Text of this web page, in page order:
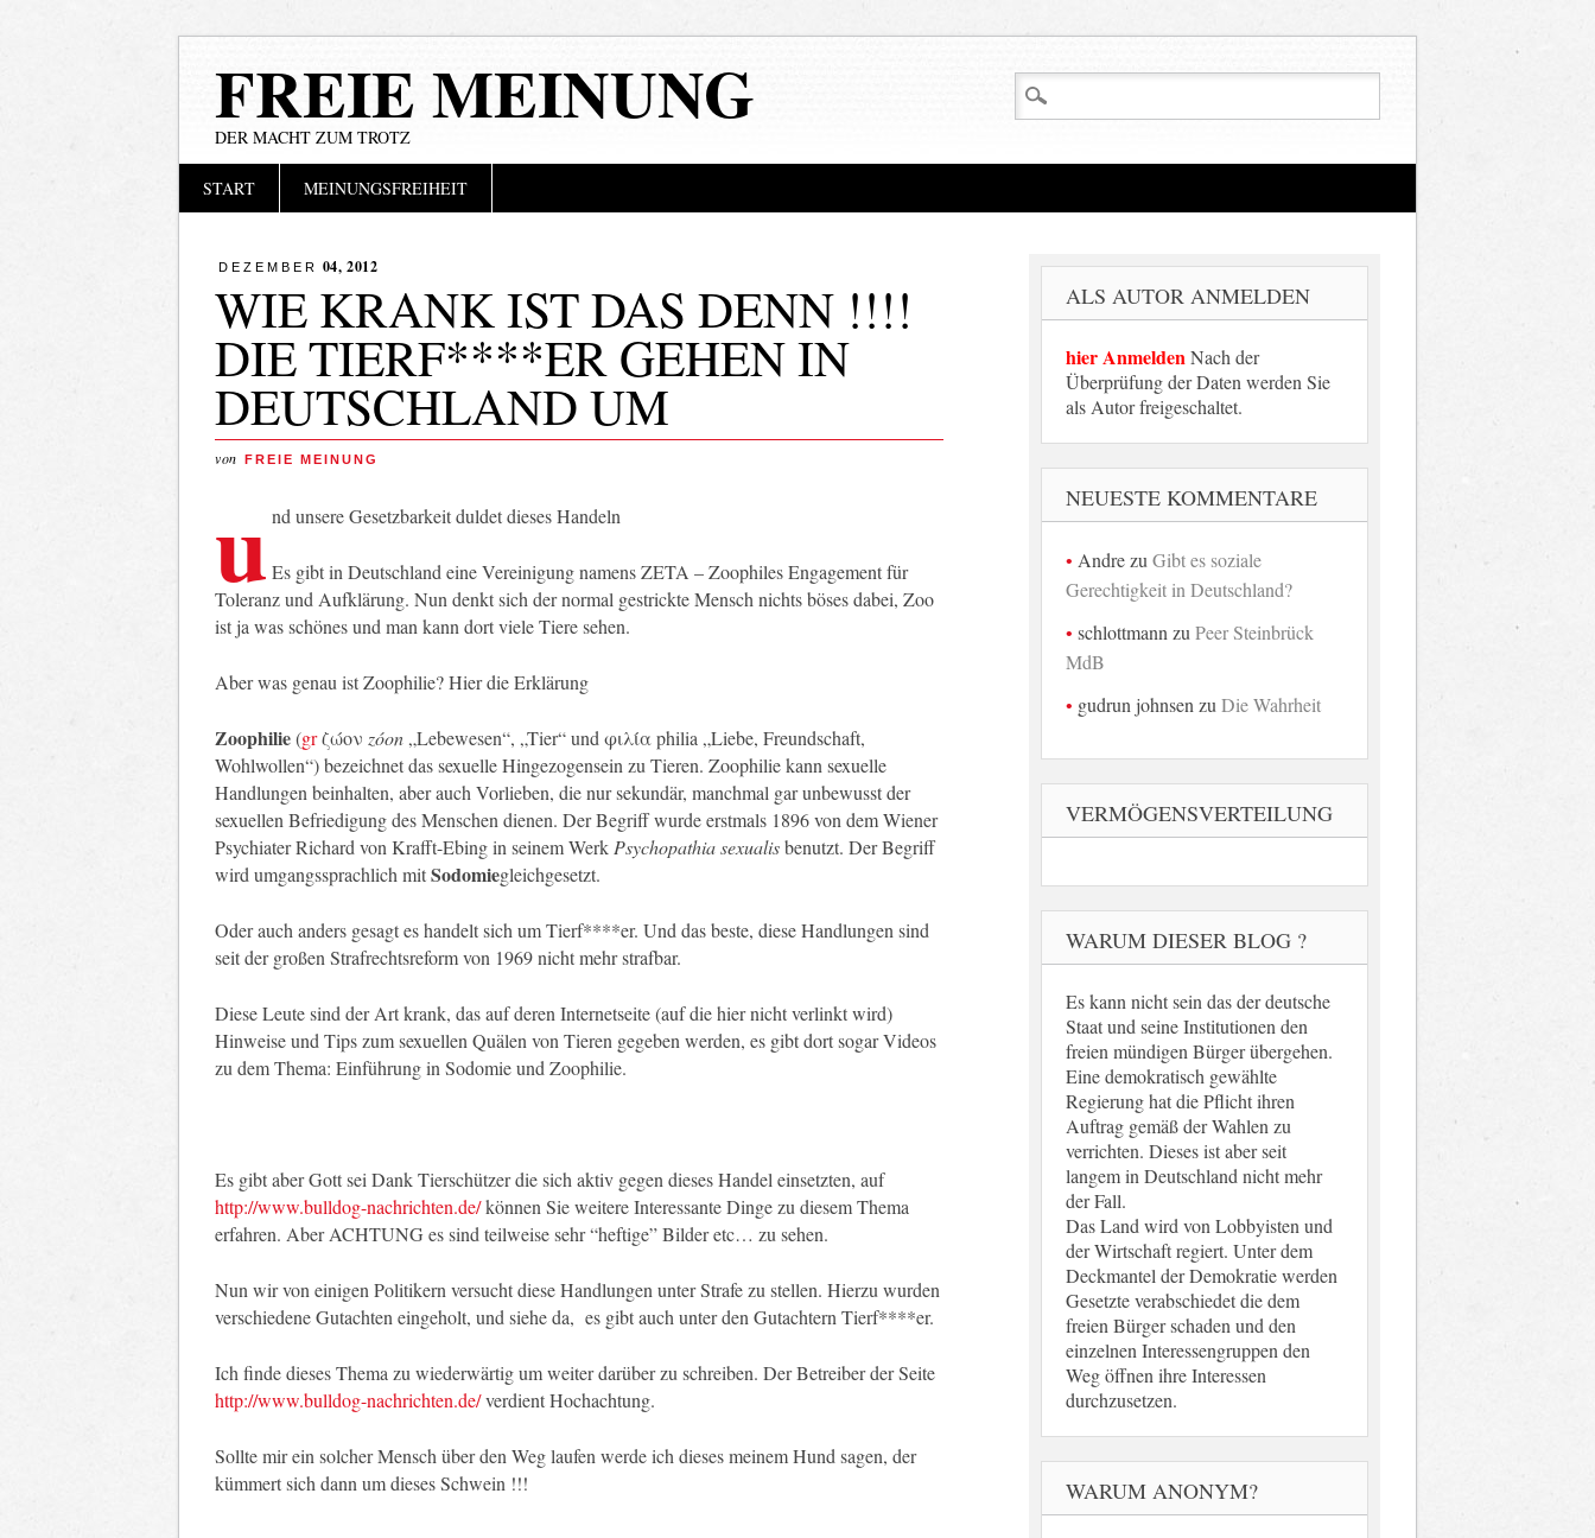
FREIE MEINUNG
DER MACHT ZUM TROTZ
Hauptmenü
InhaltSTART MEINUNGSFREIHEIT
DEZEMBER 04, 2012
WIE KRANK IST DAS DENN !!!!
DIE TIERF****ER GEHEN IN
DEUTSCHLAND UM
von FREIE MEINUNG
u nd unsere Gesetzbarkeit duldet dieses Handeln
Es gibt in Deutschland eine Vereinigung namens ZETA – Zoophiles Engagement für
Toleranz und Aufklärung. Nun denkt sich der normal gestrickte Mensch nichts böses dabei, Zoo
ist ja was schönes und man kann dort viele Tiere sehen.
Aber was genau ist Zoophilie? Hier die Erklärung
Zoophilie(grζώον zóon „Lebewesen“, „Tier“ und φιλία philia „Liebe, Freundschaft,
Wohlwollen“) bezeichnet das sexuelle Hingezogensein zu Tieren. Zoophilie kann sexuelle
Handlungen beinhalten, aber auch Vorlieben, die nur sekundär, manchmal gar unbewusst der
sexuellen Befriedigung des Menschen dienen. Der Begriff wurde erstmals 1896 von dem Wiener
Psychiater Richard von Krafft-Ebing in seinem Werk Psychopathia sexualisbenutzt. Der Begriff
wird umgangssprachlich mitSodomiegleichgesetzt.
Oder auch anders gesagt es handelt sich um Tierf****er. Und das beste, diese Handlungen sind
seit der großen Strafrechtsreform von 1969 nicht mehr strafbar.
Diese Leute sind der Art krank, das auf deren Internetseite (auf die hier nicht verlinkt wird)
Hinweise und Tips zum sexuellen Quälen von Tieren gegeben werden, es gibt dort sogar Videos
zu dem Thema: Einführung in Sodomie und Zoophilie.
Es gibt aber Gott sei Dank Tierschützer die sich aktiv gegen dieses Handel einsetzten, auf
http://www.bulldog-nachrichten.de/können Sie weitere Interessante Dinge zu diesem Thema
erfahren. Aber ACHTUNG es sind teilweise sehr “heftige” Bilder etc… zu sehen.
Nun wir von einigen Politikern versucht diese Handlungen unter Strafe zu stellen. Hierzu wurden
verschiedene Gutachten eingeholt, und siehe da, es gibt auch unter den Gutachtern Tierf****er.
Ich finde dieses Thema zu wiederwärtig um weiter darüber zu schreiben. Der Betreiber der Seite
http://www.bulldog-nachrichten.de/verdient Hochachtung.
Sollte mir ein solcher Mensch über den Weg laufen werde ich dieses meinem Hund sagen, der
kümmert sich dann um dieses Schwein !!!
ALS AUTOR ANMELDEN
hier Anmelden Nach der
Überprüfung der Daten werden Sie
als Autor freigeschaltet.
NEUESTE KOMMENTARE
Andrezu Gibt es soziale
Gerechtigkeit in Deutschland?
schlottmann zu Peer Steinbrück
MdB
gudrun johnsen zu Die Wahrheit
VERMÖGENSVERTEILUNG
WARUM DIESER BLOG ?
Es kann nicht sein das der deutsche
Staat und seine Institutionen den
freien mündigen Bürger übergehen.
Eine demokratisch gewählte
Regierung hat die Pflicht ihren
Auftrag gemäß der Wahlen zu
verrichten. Dieses ist aber seit
langem in Deutschland nicht mehr
der Fall.
Das Land wird von Lobbyisten und
der Wirtschaft regiert. Unter dem
Deckmantel der Demokratie werden
Gesetzte verabschiedet die dem
freien Bürger schaden und den
einzelnen Interessengruppen den
Weg öffnen ihre Interessen
durchzusetzen.
WARUM ANONYM?